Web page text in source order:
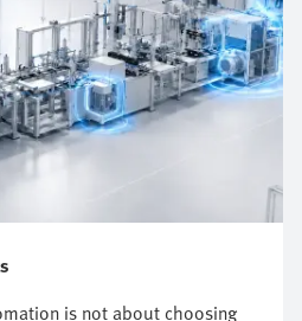
is not about choosing